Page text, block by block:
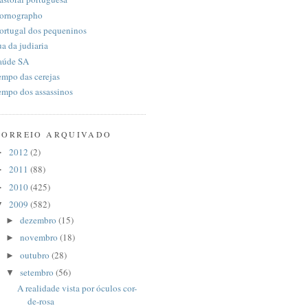
dos pequeninos
da judiaria
SA
das cerejas
dos assassinos
ARQUIVADO
2012 (2)
2011 (88)
2010(425)
2009 (582)
► dezembro (15)
► novembro (18)
► outubro (28)
▼ setembro (56)
A realidade vista por óculos cor-
de-rosa